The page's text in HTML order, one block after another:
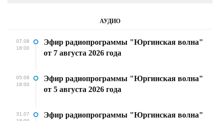
АУДИО
07.08
18:00
Эфир радиопрограммы "Юргинская волна"
от 7 августа 2026 года
05.08
18:00
Эфир радиопрограммы "Юргинская волна"
от 5 августа 2026 года
31.07
Эфир радиопрограммы "Юргинская волна"